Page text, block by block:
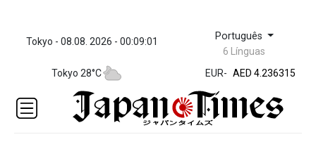
Tokyo - 08.08. 2026 - 00:09:01 Português
6 Línguas
Tokyo 28°C
EUR-
ZWL 371.433908
AED 4.236315
AED 4.236315
ALL 93.275221
AMD 422.35737